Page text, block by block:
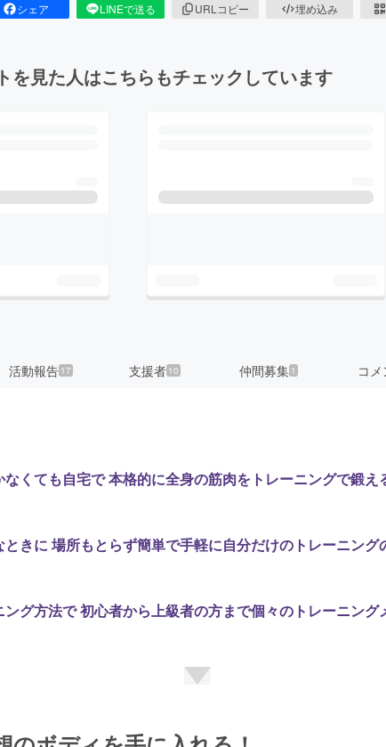
シェア LINEで送る URLコピー 埋め込み
を見た人はこちらもチェックしています
活動報告 17 支援者 10 仲間募集 1 コメ
なくても自宅で 本格的に全身の筋肉をトレーニングで鍛え
きに 場所もとらず簡単で手軽に自分だけのトレーニング
グ方法で 初心者から上級者の方まで個々のトレーニング